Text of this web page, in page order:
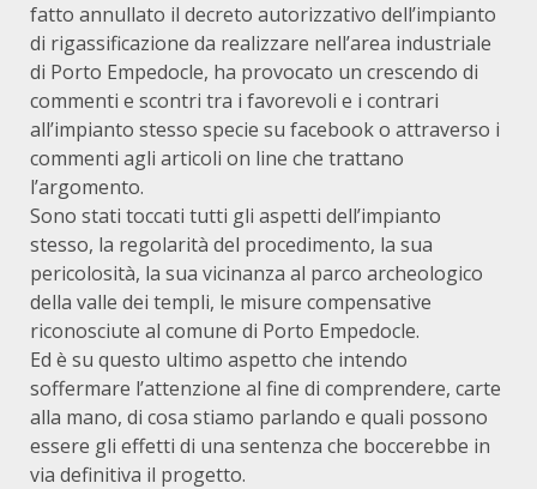
fatto annullato il decreto autorizzativo dell’impianto
di rigassificazione da realizzare nell’area industriale
di Porto Empedocle, ha provocato un crescendo di
commenti e scontri tra i favorevoli e i contrari
all’impianto stesso specie su facebook o attraverso i
commenti agli articoli on line che trattano
l’argomento.
Sono stati toccati tutti gli aspetti dell’impianto
stesso, la regolarità del procedimento, la sua
pericolosità, la sua vicinanza al parco archeologico
della valle dei templi, le misure compensative
riconosciute al comune di Porto Empedocle.
Ed è su questo ultimo aspetto che intendo
soffermare l’attenzione al fine di comprendere, carte
alla mano, di cosa stiamo parlando e quali possono
essere gli effetti di una sentenza che boccerebbe in
via definitiva il progetto.